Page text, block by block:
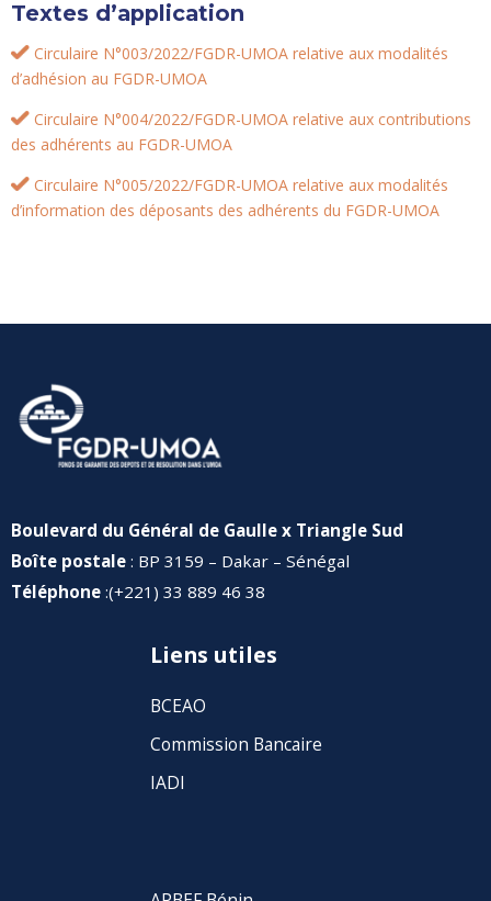
Textes d’application
Circulaire N°003/2022/FGDR-UMOA relative aux modalités
d’adhésion au FGDR-UMOA
Circulaire N°004/2022/FGDR-UMOA relative aux contributions
des adhérents au FGDR-UMOA
Circulaire N°005/2022/FGDR-UMOA relative aux modalités
d’information des déposants des adhérents du FGDR-UMOA
Boulevard du Général de Gaulle x Triangle Sud
Boîte postale : BP 3159 – Dakar – Sénégal
Téléphone :(+221) 33 889 46 38
Liens utiles
BCEAO
Commission Bancaire
IADI